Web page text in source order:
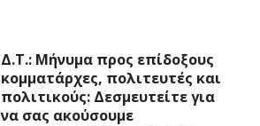
Δ.Τ.: Μήνυμα προς επίδοξους
κομματάρχες, πολιτευτές και
πολιτικούς: Δεσμευτείτε για
να σας ακούσουμε